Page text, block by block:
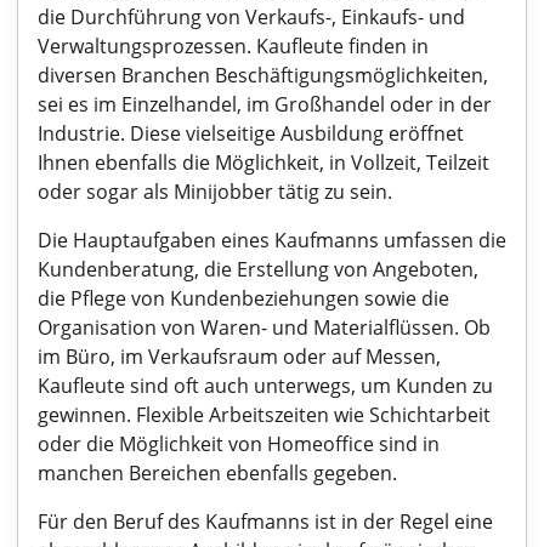
die Durchführung von Verkaufs-, Einkaufs- und
Verwaltungsprozessen. Kaufleute finden in
diversen Branchen Beschäftigungsmöglichkeiten,
sei es im Einzelhandel, im Großhandel oder in der
Industrie. Diese vielseitige Ausbildung eröffnet
Ihnen ebenfalls die Möglichkeit, in Vollzeit, Teilzeit
oder sogar als Minijobber tätig zu sein.
Die Hauptaufgaben eines Kaufmanns umfassen die
Kundenberatung, die Erstellung von Angeboten,
die Pflege von Kundenbeziehungen sowie die
Organisation von Waren- und Materialflüssen. Ob
im Büro, im Verkaufsraum oder auf Messen,
Kaufleute sind oft auch unterwegs, um Kunden zu
gewinnen. Flexible Arbeitszeiten wie Schichtarbeit
oder die Möglichkeit von Homeoffice sind in
manchen Bereichen ebenfalls gegeben.
Für den Beruf des Kaufmanns ist in der Regel eine